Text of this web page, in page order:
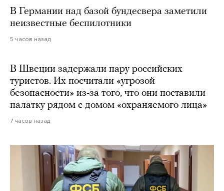
В Германии над базой бундесвера заметили
неизвестные беспилотники
5 часов назад
В Швеции задержали пару российских
туристов. Их посчитали «угрозой
безопасности» из-за того, что они поставили
палатку рядом с домом «охраняемого лица»
7 часов назад